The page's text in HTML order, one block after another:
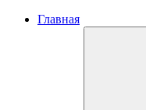
Главная